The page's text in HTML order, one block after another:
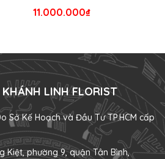
11.000.000₫
LINH FLORIST
Sở Kế Hoạch và Đầu Tư TP.HCM cấp
Kiệt, phường 9, quận Tân Bình,